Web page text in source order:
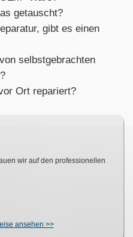
getauscht?
gibt es einen
selbstgebrachten
Ort repariert?
wir auf den professionellen
ansehen >>